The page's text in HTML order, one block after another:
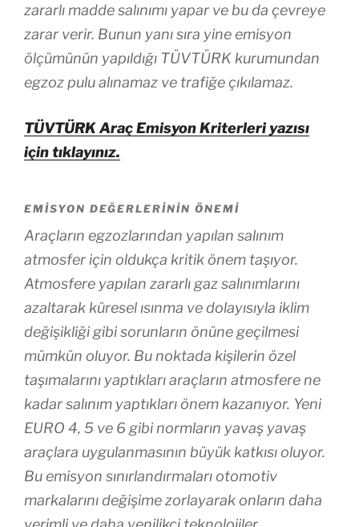
zararlı madde salınımı yapar ve bu da çevreye
zarar verir. Bunun yanı sıra yine emisyon
ölçümünün yapıldığı TÜVTÜRK kurumundan
egzoz pulu alınamaz ve trafiğe çıkılamaz.
TÜVTÜRK Araç Emisyon Kriterleri yazısı
için tıklayınız.
EMISYON DEĞERLERININ ÖNEMI
Araçların egzozlarından yapılan salınım
atmosfer için oldukça kritik önem taşıyor.
Atmosfere yapılan zararlı gaz salınımlarını
azaltarak küresel ısınma ve dolayısıyla iklim
değişikliği gibi sorunların önüne geçilmesi
mümkün oluyor. Bu noktada kişilerin özel
taşımalarını yaptıkları araçların atmosfere ne
kadar salınım yaptıkları önem kazanıyor. Yeni
EURO 4, 5 ve 6 gibi normların yavaş yavaş
araçlara uygulanmasının büyük katkısı oluyor.
Bu emisyon sınırlandırmaları otomotiv
markalarını değişime zorlayarak onların daha